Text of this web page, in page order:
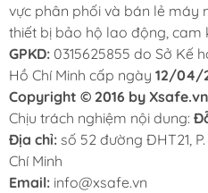
vực phân phối và bán lẻ máy
thiết bị bảo hộ lao động, cam
GPKD: 0315625855 do Sở Kế
Hồ Chí Minh cấp ngày 12/04/
Copyright © 2016 by Xsafe.vn
Chịu trách nghiệm nội dung:
Địa chỉ: số 52 đường ĐHT21,
Chí Minh
Email: info@xsafe.vn